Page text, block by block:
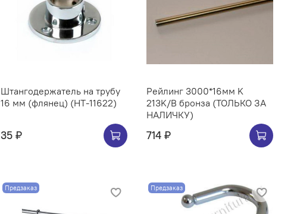
Штангодержатель на трубу
16 мм (флянец) (НТ-11622)
35 ₽
Рейлинг 3000*16мм K
213K/B бронза (ТОЛЬКО ЗА
НАЛИЧКУ)
714 ₽
Предзаказ Предзаказ